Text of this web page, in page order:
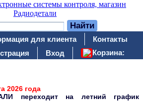
для клиента
Контакты
Вход Корзина:
2026 года
переходит на летний график